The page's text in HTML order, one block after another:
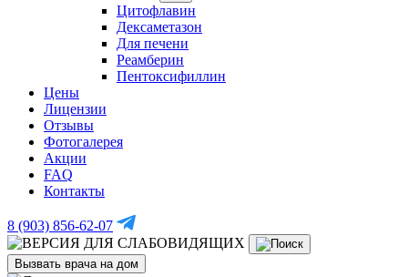
Цитофлавин
Дексаметазон
Для печени
Реамберин
Пентоксифиллин
Цены
Лицензии
Отзывы
Фотогалерея
Акции
FAQ
Контакты
8 (903) 856-62-07
Вызвать врача на дом